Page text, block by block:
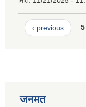
‹ previous
जनमत